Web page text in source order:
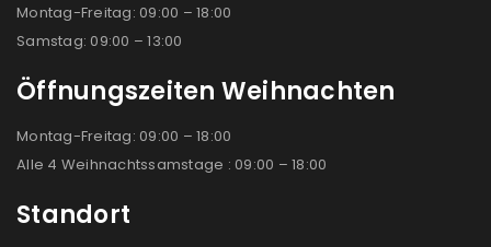
Montag-Freitag: 09:00 – 18:00
Samstag: 09:00 – 13:00
Öffnungszeiten Weihnachten
Montag-Freitag: 09:00 – 18:00
Alle 4 Weihnachtssamstage : 09:00 – 18:00
Standort